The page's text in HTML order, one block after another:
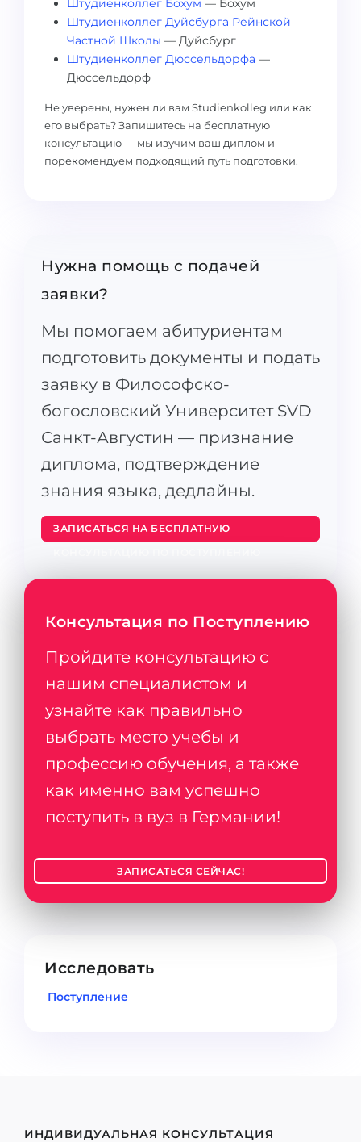
Штудиенколлег Бохум — Бохум
Штудиенколлег Дуйсбурга Рейнской
Частной Школы — Дуйсбург
Штудиенколлег Дюссельдорфа —
Дюссельдорф
Не уверены, нужен ли вам Studienkolleg или как
его выбрать? Запишитесь на бесплатную
консультацию — мы изучим ваш диплом и
порекомендуем подходящий путь подготовки.
Нужна помощь с подачей
заявки?
Мы помогаем абитуриентам
подготовить документы и подать
заявку в Философско-
богословский Университет SVD
Санкт-Августин — признание
диплома, подтверждение
знания языка, дедлайны.
ЗАПИСАТЬСЯ НА БЕСПЛАТНУЮ
Консультация по Поступлению
Пройдите консультацию с
нашим специалистом и
узнайте как правильно
выбрать место учебы и
профессию обучения, а также
как именно вам успешно
поступить в вуз в Германии!
ЗАПИСАТЬСЯ СЕЙЧАС!
Исследовать
Поступление
ИНДИВИДУАЛЬНАЯ КОНСУЛЬТАЦИЯ